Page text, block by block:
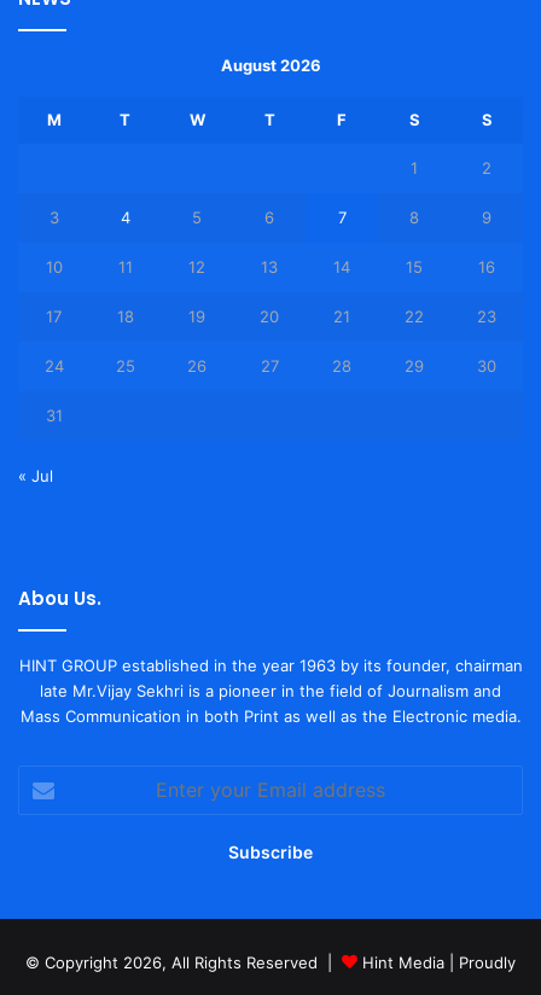
August 2026
M T W T F S S
1 2
3 4 5 6 7 8 9
10 11 12 13 14 15 16
17 18 19 20 21 22 23
24 25 26 27 28 29 30
31
« Jul
Abou Us.
HINT GROUP established in the year 1963 by its founder, chairman
late Mr.Vijay Sekhri is a pioneer in the field of Journalism and
Mass Communication in both Print as well as the Electronic media.
your
© Copyright 2026, All Rights Reserved | Hint Media | Proudly